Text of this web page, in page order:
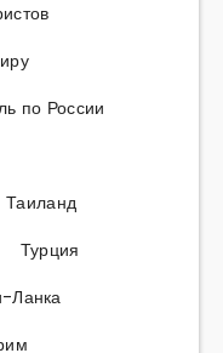
по России
Таиланд
Турция
Ланка